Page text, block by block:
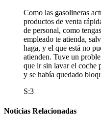
Como las gasolineras
productos de venta
de personal, como
empleado te atienda,
haga, y el que está no
atienden. Tuve un
que ir sin lavar el coche
y se había quedado
S:3
Noticias Relacionadas